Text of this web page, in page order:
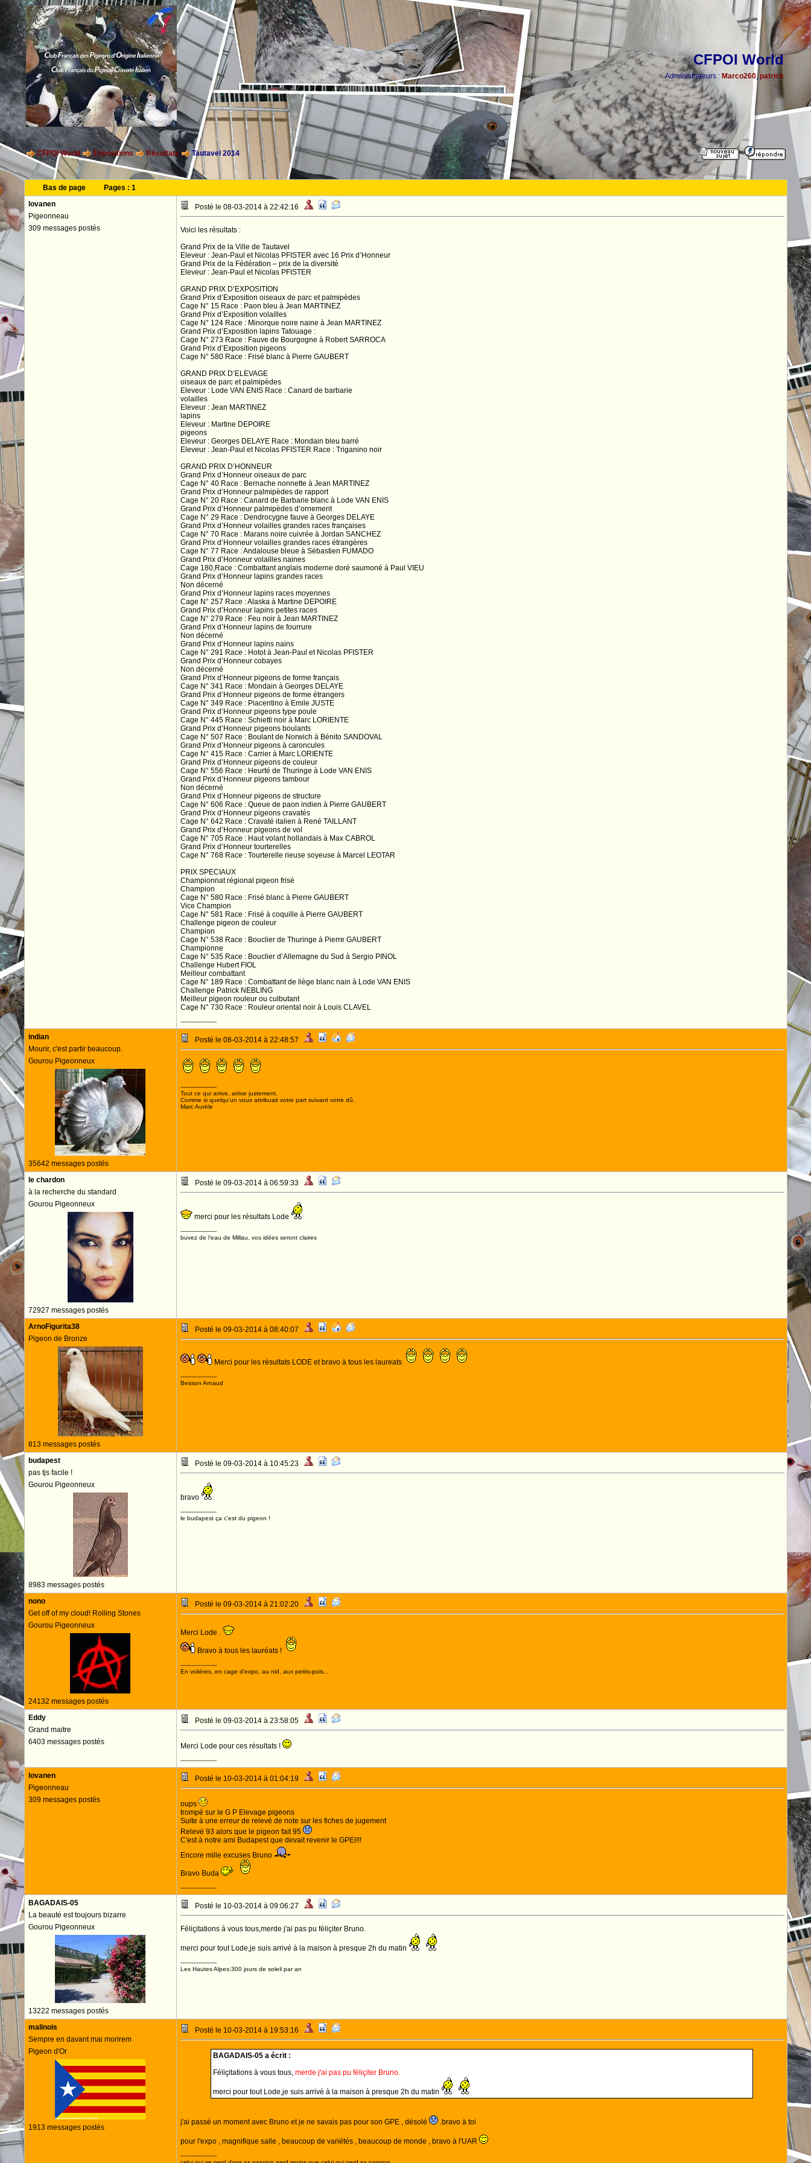
CFPOI World
Administrateurs : Marco260, patrick
CFPOI World Expositions Résultats Tautavel 2014
Bas de page Pages : 1
lovanen
Pigeonneau
309 messages postés
Posté le 08-03-2014 à 22:42:16
Voici les résultats :
Grand Prix de la Ville de Tautavel
Eleveur : Jean-Paul et Nicolas PFISTER avec 16 Prix d’Honneur
Grand Prix de la Fédération – prix de la diversité
Eleveur : Jean-Paul et Nicolas PFISTER
GRAND PRIX D’EXPOSITION
Grand Prix d’Exposition oiseaux de parc et palmipèdes
Cage N° 15 Race : Paon bleu à Jean MARTINEZ
Grand Prix d’Exposition volailles
Cage N° 124 Race : Minorque noire naine à Jean MARTINEZ
Grand Prix d’Exposition lapins Tatouage :
Cage N° 273 Race : Fauve de Bourgogne à Robert SARROCA
Grand Prix d’Exposition pigeons
Cage N° 580 Race : Frisé blanc à Pierre GAUBERT
GRAND PRIX D’ELEVAGE
oiseaux de parc et palmipèdes
Eleveur : Lode VAN ENIS Race : Canard de barbarie
volailles
Eleveur : Jean MARTINEZ
lapins
Eleveur : Martine DEPOIRE
pigeons
Eleveur : Georges DELAYE Race : Mondain bleu barré
Eleveur : Jean-Paul et Nicolas PFISTER Race : Triganino noir
GRAND PRIX D’HONNEUR
Grand Prix d’Honneur oiseaux de parc
Cage N° 40 Race : Bernache nonnette à Jean MARTINEZ
Grand Prix d’Honneur palmipèdes de rapport
Cage N° 20 Race : Canard de Barbarie blanc à Lode VAN ENIS
Grand Prix d’Honneur palmipèdes d’ornement
Cage N° 29 Race : Dendrocygne fauve à Georges DELAYE
Grand Prix d’Honneur volailles grandes races françaises
Cage N° 70 Race : Marans noire cuivrée à Jordan SANCHEZ
Grand Prix d’Honneur volailles grandes races étrangères
Cage N° 77 Race : Andalouse bleue à Sébastien FUMADO
Grand Prix d’Honneur volailles naines
Cage 180,Race : Combattant anglais moderne doré saumoné à Paul VIEU
Grand Prix d’Honneur lapins grandes races
Non décerné
Grand Prix d’Honneur lapins races moyennes
Cage N° 257 Race : Alaska à Martine DEPOIRE
Grand Prix d’Honneur lapins petites races
Cage N° 279 Race : Feu noir à Jean MARTINEZ
Grand Prix d’Honneur lapins de fourrure
Non décerné
Grand Prix d’Honneur lapins nains
Cage N° 291 Race : Hotot à Jean-Paul et Nicolas PFISTER
Grand Prix d’Honneur cobayes
Non décerné
Grand Prix d’Honneur pigeons de forme français
Cage N° 341 Race : Mondain à Georges DELAYE
Grand Prix d’Honneur pigeons de forme étrangers
Cage N° 349 Race : Piacentino à Emile JUSTE
Grand Prix d’Honneur pigeons type poule
Cage N° 445 Race : Schietti noir à Marc LORIENTE
Grand Prix d’Honneur pigeons boulants
Cage N° 507 Race : Boulant de Norwich à Bénito SANDOVAL
Grand Prix d’Honneur pigeons à caroncules
Cage N° 415 Race : Carrier à Marc LORIENTE
Grand Prix d’Honneur pigeons de couleur
Cage N° 556 Race : Heurté de Thuringe à Lode VAN ENIS
Grand Prix d’Honneur pigeons tambour
Non décerné
Grand Prix d’Honneur pigeons de structure
Cage N° 606 Race : Queue de paon indien à Pierre GAUBERT
Grand Prix d’Honneur pigeons cravatés
Cage N° 642 Race : Cravaté italien à René TAILLANT
Grand Prix d’Honneur pigeons de vol
Cage N° 705 Race : Haut volant hollandais à Max CABROL
Grand Prix d’Honneur tourterelles
Cage N° 768 Race : Tourterelle rieuse soyeuse à Marcel LEOTAR
PRIX SPECIAUX
Championnat régional pigeon frisé
Champion
Cage N° 580 Race : Frisé blanc à Pierre GAUBERT
Vice Champion
Cage N° 581 Race : Frisé à coquille à Pierre GAUBERT
Challenge pigeon de couleur
Champion
Cage N° 538 Race : Bouclier de Thuringe à Pierre GAUBERT
Championne
Cage N° 535 Race : Bouclier d’Allemagne du Sud à Sergio PINOL
Challenge Hubert FIOL
Meilleur combattant
Cage N° 189 Race : Combattant de liège blanc nain à Lode VAN ENIS
Challenge Patrick NEBLING
Meilleur pigeon rouleur ou culbutant
Cage N° 730 Race : Rouleur oriental noir à Louis CLAVEL
--------------------
indian
Mourir, c'est partir beaucoup.
Gourou Pigeonneux
35642 messages postés
Posté le 08-03-2014 à 22:48:57
--------------------
Tout ce qui arrive, arrive justement.
Comme si quelqu'un vous attribuait votre part suivant votre dû.
Marc Aurèle
le chardon
à la recherche du standard
Gourou Pigeonneux
72927 messages postés
Posté le 09-03-2014 à 06:59:33
merci pour les résultats Lode
--------------------
buvez de l'eau de Millau, vos idées seront claires
ArnoFigurita38
Pigeon de Bronze
813 messages postés
Posté le 09-03-2014 à 08:40:07
Merci pour les résultats LODE et bravo à tous les laureats
--------------------
Besson Arnaud
budapest
pas tjs facile !
Gourou Pigeonneux
8983 messages postés
Posté le 09-03-2014 à 10:45:23
bravo
--------------------
le budapest ça c'est du pigeon !
nono
Get off of my cloud! Rolling Stones
Gourou Pigeonneux
24132 messages postés
Posté le 09-03-2014 à 21:02:20
Merci Lode .
Bravo à tous les lauréats !
--------------------
En volières, en cage d'expo, au nid, aux petits-pois...
Eddy
Grand maitre
6403 messages postés
Posté le 09-03-2014 à 23:58:05
Merci Lode pour ces résultats !
--------------------
lovanen
Pigeonneau
309 messages postés
Posté le 10-03-2014 à 01:04:19
oups
trompé sur le G P Elevage pigeons
Suite à une erreur de relevé de note sur les fiches de jugement
Relevé 93 alors que le pigeon fait 95
C'est à notre ami Budapest que devait revenir le GPEl!!!
Encore mille excuses Bruno
Bravo Buda
--------------------
BAGADAIS-05
La beauté est toujours bizarre
Gourou Pigeonneux
13222 messages postés
Posté le 10-03-2014 à 09:06:27
Féliçitations à vous tous,merde j'ai pas pu féliçiter Bruno.
merci pour tout Lode,je suis arrivé à la maison à presque 2h du matin
--------------------
Les Hautes Alpes:300 jours de soleil par an
malinois
Sempre en davant mai morirem
Pigeon d'Or
1913 messages postés
Posté le 10-03-2014 à 19:53:16
BAGADAIS-05 a écrit :
Féliçitations à vous tous,merde j'ai pas pu féliçiter Bruno.
merci pour tout Lode,je suis arrivé à la maison à presque 2h du matin
j'ai passé un moment avec Bruno et je ne savais pas pour son GPE , désolé .bravo à toi
pour l'expo , magnifique salle , beaucoup de variétés , beaucoup de monde , bravo à l'UAR
--------------------